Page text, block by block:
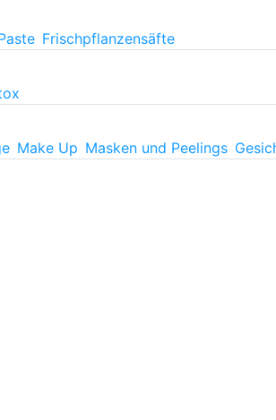
Frischpflanzensäfte
Make Up Masken und Peelings